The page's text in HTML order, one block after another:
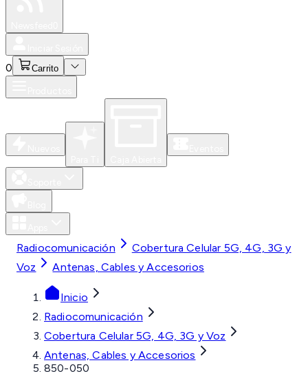
0 Carrito
Radiocomunicación
Cobertura Celular 5G, 4G, 3G y
Voz
Antenas, Cables y Accesorios
Inicio
Radiocomunicación
Cobertura Celular 5G, 4G, 3G y Voz
Antenas, Cables y Accesorios
850-050